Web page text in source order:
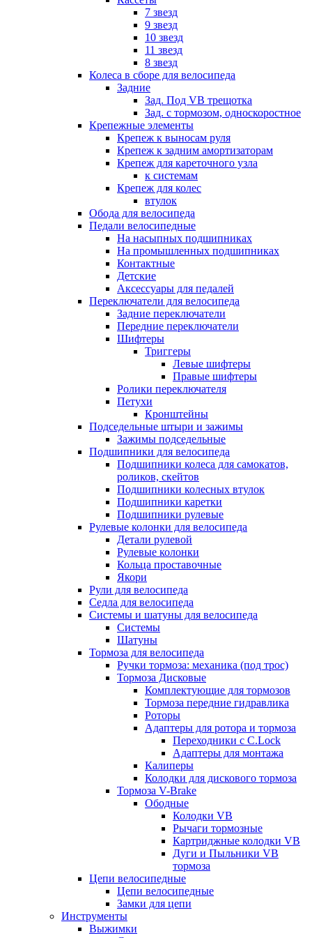
7 звезд
9 звезд
10 звезд
11 звезд
8 звезд
Колеса в сборе для велосипеда
Задние
Зад. Под VB трещотка
Зад. с тормозом, односкоростное
Крепежные элементы
Крепеж к выносам руля
Крепеж к задним амортизаторам
Крепеж для кареточного узла
к системам
Крепеж для колес
втулок
Обода для велосипеда
Педали велосипедные
На насыпных подшипниках
На промышленных подшипниках
Контактные
Детские
Аксессуары для педалей
Переключатели для велосипеда
Задние переключатели
Передние переключатели
Шифтеры
Триггеры
Левые шифтеры
Правые шифтеры
Ролики переключателя
Петухи
Кронштейны
Подседельные штыри и зажимы
Зажимы подседельные
Подшипники для велосипеда
Подшипники колеса для самокатов,
роликов, скейтов
Подшипники колесных втулок
Подшипники каретки
Подшипники рулевые
Рулевые колонки для велосипеда
Детали рулевой
Рулевые колонки
Кольца проставочные
Якори
Рули для велосипеда
Седла для велосипеда
Системы и шатуны для велосипеда
Системы
Шатуны
Тормоза для велосипеда
Ручки тормоза: механика (под трос)
Тормоза Дисковые
Комплектующие для тормозов
Тормоза передние гидравлика
Роторы
Адаптеры для ротора и тормоза
Переходники с C.Lock
Адаптеры для монтажа
Калиперы
Колодки для дискового тормоза
Тормоза V-Brake
Ободные
Колодки VB
Рычаги тормозные
Картриджные колодки VB
Дуги и Пыльники VB
тормоза
Цепи велосипедные
Цепи велосипедные
Замки для цепи
Инструменты
Выжимки